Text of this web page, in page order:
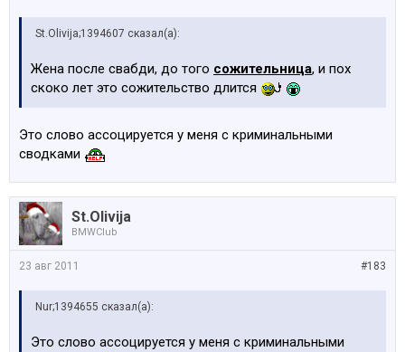
St.Olivija;1394607 сказал(а):
Жена после свабди, до того сожительница, и пох
скоко лет это сожительство длится
Это слово ассоцируется у меня с криминальными
сводками
St.Olivija
BMWClub
#183
23 авг 2011
Nur;1394655 сказал(а):
Это слово ассоцируется у меня с криминальными